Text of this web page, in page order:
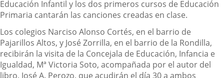
Educación Infantil y los dos primeros cursos de Educación
Primaria cantarán las canciones creadas en clase.
Los colegios Narciso Alonso Cortés, en el barrio de
Pajarillos Altos, y José Zorrilla, en el barrio de la Rondilla,
recibirán la visita de la Concejala de Educación, Infancia e
Igualdad, Mª Victoria Soto, acompañada por el autor del
libro, José A. Perozo, que acudirán el día 30 a ambos